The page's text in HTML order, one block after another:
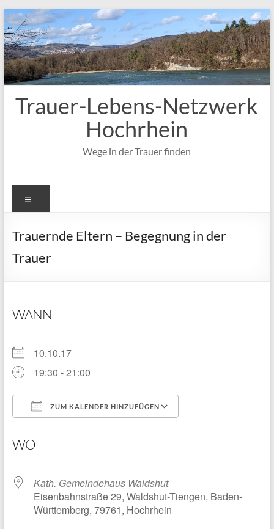
Zum
Inhalt
springen
Trauer-Lebens-Netzwerk
Hochrhein
Wege in der Trauer finden
Trauernde Eltern – Begegnung in der
Trauer
WANN
10.10.17
19:30 - 21:00
ZUM KALENDER HINZUFÜGEN
WO
Kath. Gemeindehaus Waldshut
Eisenbahnstraße 29, Waldshut-Tiengen, Baden-
Württemberg, 79761, Hochrhein